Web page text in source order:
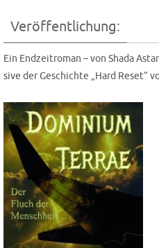
Veröffentlichung:
Ein End­zeit­ro­man – von Shada
si­ve der Geschich­te „Hard Reset“